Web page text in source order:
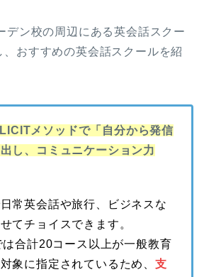
デン校の周辺にある英会話スクー
おすすめの英会話スクールを紹
メソッドで「自分から発信
し、コミュニケーション力
常英会話や旅行、ビジネスな
てチョイスできます。
合計20コース以上が一般教育
象に指定されているため、 支